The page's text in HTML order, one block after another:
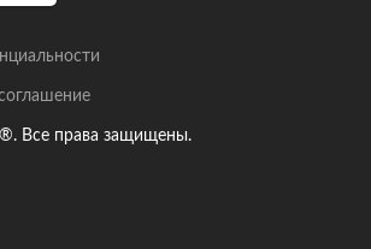
Все права защищены.